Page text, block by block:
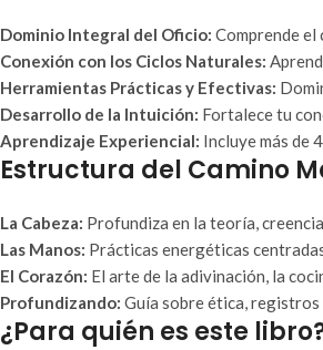
Dominio Integral del Oficio: Comprende
Conexión con los Ciclos Naturales:
Herramientas Prácticas y Efectivas:
Desarrollo de la Intuición: Fortalece tu
Aprendizaje Experiencial: Incluye más de
Estructura del Camino
La Cabeza: Profundiza en la teoría,
Las Manos: Prácticas energéticas
El Corazón: El arte de la adivinación, la
Profundizando: Guía sobre ética,
¿Para quién es este